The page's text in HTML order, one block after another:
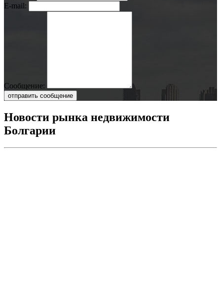
E-mail:
Сообщение:
отправить сообщение
Новости рынка недвижимости
Болгарии